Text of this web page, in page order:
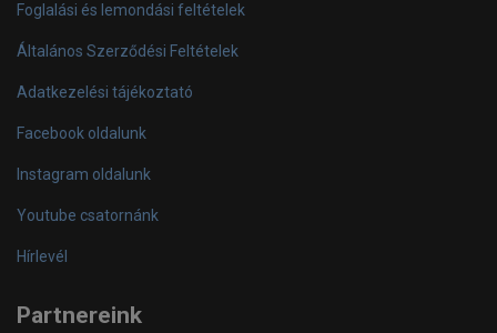
Foglalási és lemondási feltételek
Általános Szerződési Feltételek
Adatkezelési tájékoztató
Facebook oldalunk
Instagram oldalunk
Youtube csatornánk
Hírlevél
Partnereink